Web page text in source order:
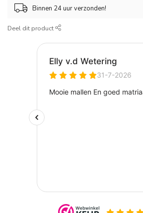
Binnen 24 uur verzonden!
Deel dit product